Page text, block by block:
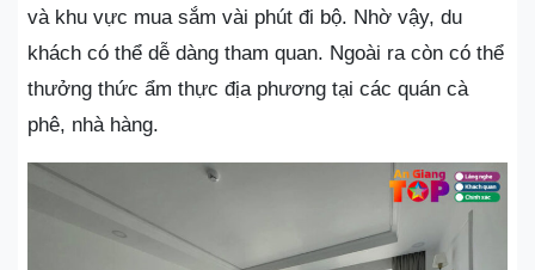
và khu vực mua sắm vài phút đi bộ. Nhờ vậy, du
khách có thể dễ dàng tham quan. Ngoài ra còn có thể
thưởng thức ẩm thực địa phương tại các quán cà
phê, nhà hàng.